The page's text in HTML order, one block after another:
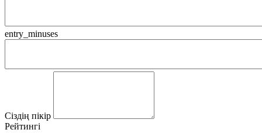
entry_minuses
Сіздің пікір
Рейтингі